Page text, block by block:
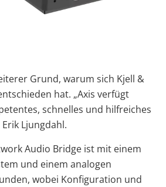
Grund, warum sich Kjell &
hat. „Axis verfügt
schnelles und hilfreiches
Ljungdahl.
Audio Bridge ist mit einem
und einem analogen
wobei Konfiguration und